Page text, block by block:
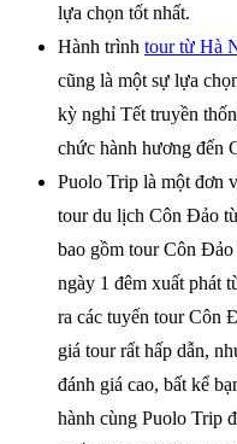
lựa chọn tốt nhất.
Hành trình tour từ Hà
cũng là một sự lựa
kỳ nghỉ Tết truyền
chức hành hương đến
Puolo Trip là một đơn
tour du lịch Côn Đảo
bao gồm tour Côn
ngày 1 đêm xuất phát
ra các tuyến tour Côn
giá tour rất hấp dẫn,
đánh giá cao, bất kể
hành cùng Puolo Trip